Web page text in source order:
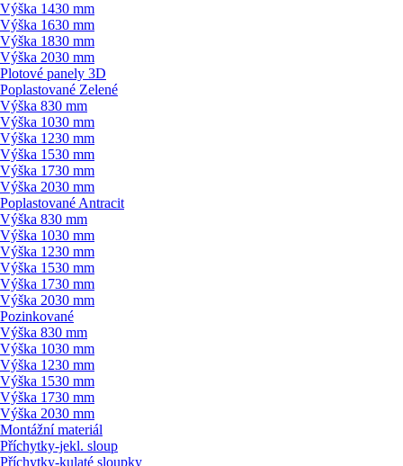
Výška 1430 mm
Výška 1630 mm
Výška 1830 mm
Výška 2030 mm
Plotové panely 3D
Poplastované Zelené
Výška 830 mm
Výška 1030 mm
Výška 1230 mm
Výška 1530 mm
Výška 1730 mm
Výška 2030 mm
Poplastované Antracit
Výška 830 mm
Výška 1030 mm
Výška 1230 mm
Výška 1530 mm
Výška 1730 mm
Výška 2030 mm
Pozinkované
Výška 830 mm
Výška 1030 mm
Výška 1230 mm
Výška 1530 mm
Výška 1730 mm
Výška 2030 mm
Montážní materiál
Příchytky-jekl. sloup
Příchytky-kulaté sloupky